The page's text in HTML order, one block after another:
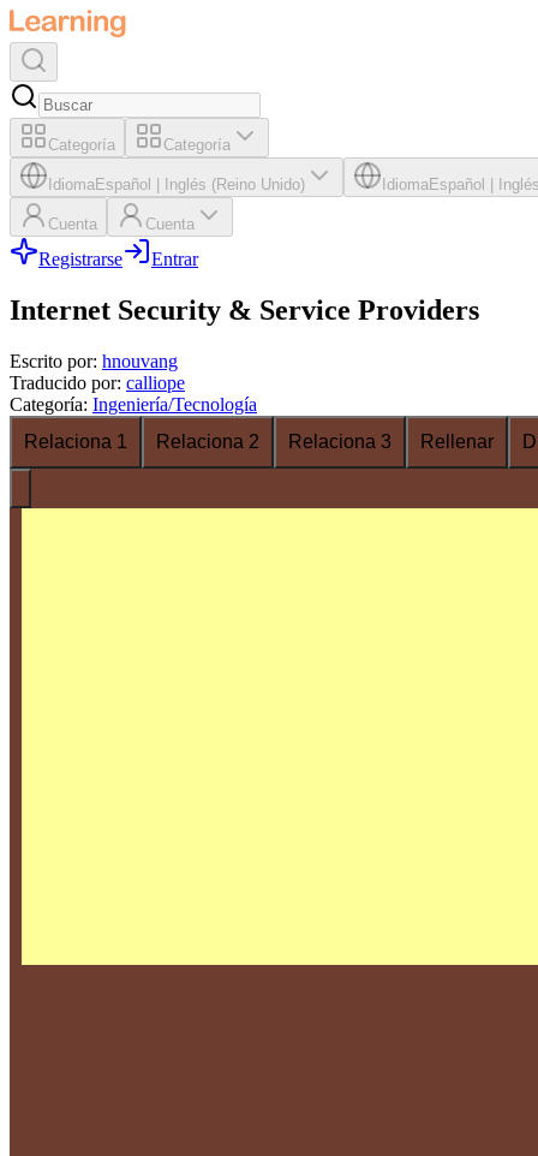
Categoría Categoría
IdiomaEspañol Inglés (Reino Unido) IdiomaEspañol
Cuenta Cuenta
Registrarse Entrar
Internet Security & Service Providers
Escrito por: hnouvang
Traducido por: calliope
Categoría: Ingeniería/Tecnología
Relaciona 1
Relaciona 2 Relaciona 3 Rellenar